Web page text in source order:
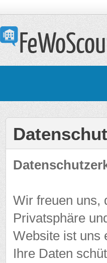
Wir freuen uns,
Privatsphäre
Website ist uns
Ihre Daten